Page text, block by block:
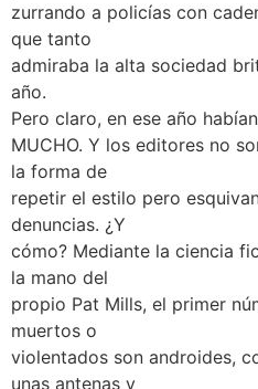
zurrando a policías con
que tanto
admiraba la alta sociedad
año.
Pero claro, en ese año
MUCHO. Y los editores no
la forma de
repetir el estilo pero
denuncias. ¿Y
cómo? Mediante la ciencia
la mano del
propio Pat Mills, el primer
muertos o
violentados son androides,
unas antenas y